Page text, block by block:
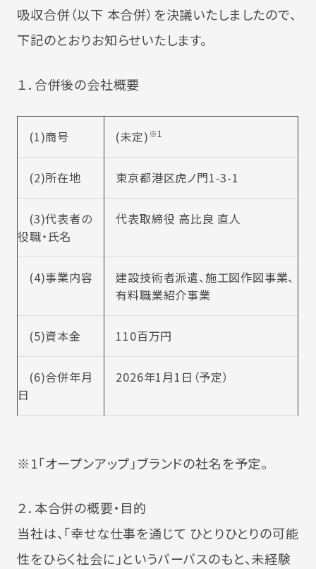
吸収合併（以下 本合併）を決議いたしましたので、
下記のとおりお知らせいたします。
１．合併後の会社概要
(1)商号 (未定)※1
(2)所在地 東京都港区虎ノ門1-3-1
(3)代表者の
役職・氏名
代表取締役 高比良 直人
(4)事業内容
建設技術者派遣、施工図作図事業、
有料職業紹介事業
(5)資本金 110百万円
(6)合併年月
日
2026年1月1日（予定）
※1「オープンアップ」ブランドの社名を予定。
２．本合併の概要・目的
当社は、「幸せな仕事を通じて ひとりひとりの可能
性をひらく社会に」というパーパスのもと、未経験